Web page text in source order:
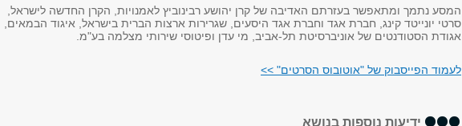
המסע נתמך ומתאפשר בעזרתם האדיבה של קרן יהושע רבינוביץ לאמנויות, הקרן החדשה לישראל,
סרטי יונייטד קינג, חברת אגד וחברת אגד היסעים, שגרירות ארצות הברית בישראל, איגוד הבמאים,
אגודת הסטודנטים של אוניברסיטת תל-אביב, מי עדן ופיטוסי שירותי מצלמה בע"מ.
לעמוד הפייסבוק של "אוטובוס הסרטים" >>
ידיעות נוספות בנושא